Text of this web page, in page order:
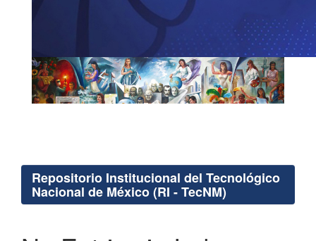
Repositorio Institucional del Tecnológico
Nacional de México (RI - TecNM)